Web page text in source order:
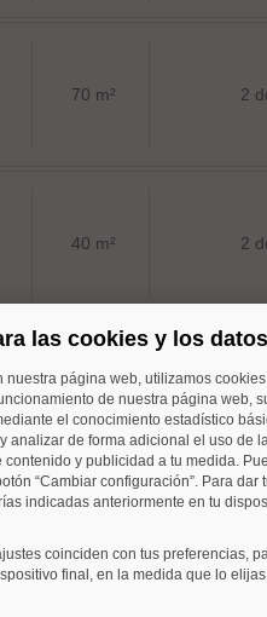
70 m² 2
40 m² 2
65 m²
las cookies y los datos
página web, utilizamos
de nuestra página web,
el conocimiento estadístico
analizar de forma adicional el uso de
y publicidad a tu medida.
“Cambiar configuración”. Para dar
indicadas anteriormente en tu
coinciden con tus preferencias,
final, en la medida que lo